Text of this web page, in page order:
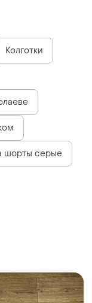
Колготки
шорты серые